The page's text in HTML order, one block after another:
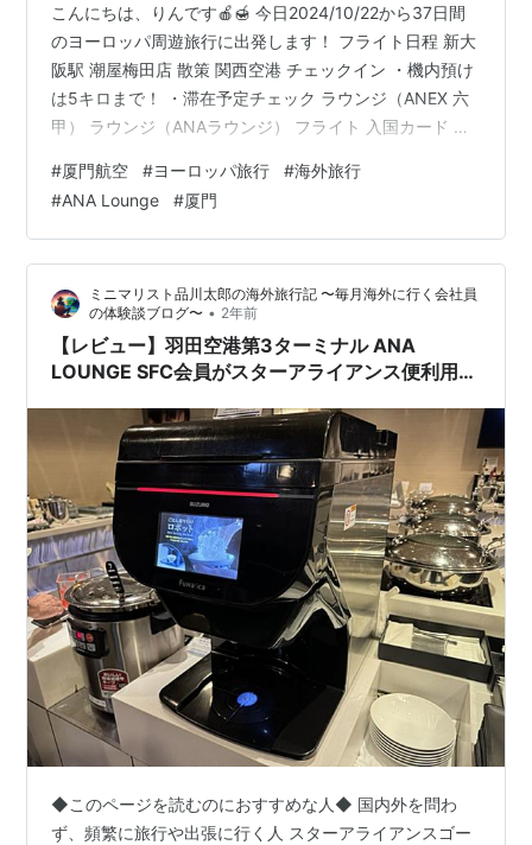
こんにちは、りんです🍎🍯 今日2024/10/22から37日間
のヨーロッパ周遊旅行に出発します！ フライト日程 新大
阪駅 潮屋梅田店 散策 関西空港 チェックイン ・機内預け
は5キロまで！ ・滞在予定チェック ラウンジ（ANEX 六
甲） ラウンジ（ANAラウンジ） フライト 入国カード 機
翻訳機能でサービスカウンター探し🔍 トランジットカウ
ンター ホテル フライト日程 今回は、関西空港→廈門空港
（アモイ空港：中国にあり、台湾の対岸に位置する）の
フライトで1回の経由をした後、廈門空港→アムステルダ
ム空港（オランダ🇳🇱）に到着するフラ…
#厦門航空 #ヨーロッパ旅行 #海外旅行
#ANA Lounge #厦門
ミニマリスト品川太郎の海外旅行記 〜毎月海外に行く会社員
の体験談ブログ〜 • 2年前
【レビュー】羽田空港第3ターミナル ANA
LOUNGE SFC会員がスターアライアンス便利用時
◆このページを読むのにおすすめな人◆ 国内外を問わ
ず、頻繁に旅行や出張に行く人 スターアライアンスゴー